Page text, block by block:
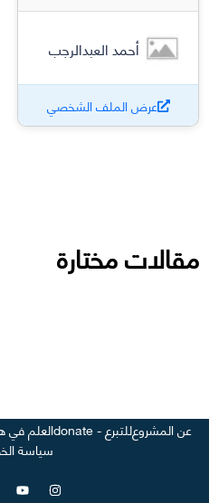
أحمد العبدالرجب
عرض الملف الشخصي
مقالات مختارة
عن المشروعللتبرع - donate العلم في
سياسة